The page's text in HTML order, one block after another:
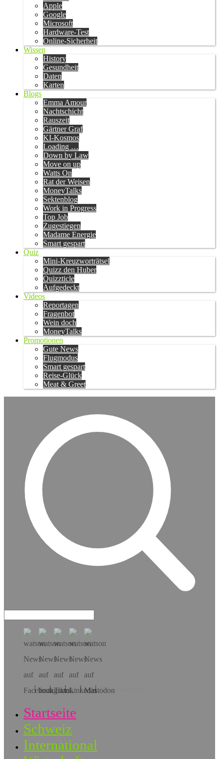
Apple
Google
Microsoft
Hardware-Test
Online-Sicherheit
Wissen
History
Gesundheit
Daten
Karten
Blogs
Emma Amour
Nachtschicht
Rauszeit
Gärtner Graf
KI-Kosmos
Loading …
Down by Law
Move on up
Watts On
Rat der Weisen
MoneyTalks
Sektenblog
Work in Progress
Top Job
Zugestiegen
Madame Energie
Smart gespart
Quiz
Mini-Kreuzworträtsel
Quizz den Huber
Quizzticle
Aufgedeckt
Videos
Reportagen
Fragenbot
Wein doch
MoneyTalks
Promotionen
Gute News
Flugmodus
Smart gespart
Reise-Glück
Meat & Greet
Hol dir die App!
Startseite
Schweiz
International